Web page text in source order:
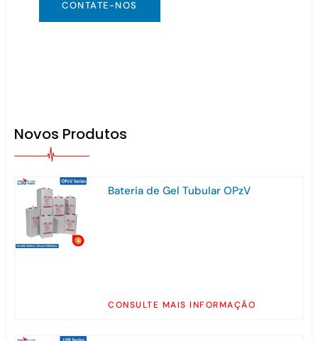
CONTATE-NOS
Novos Produtos
Bateria de Gel Tubular OPzV
CONSULTE MAIS INFORMAÇÃO